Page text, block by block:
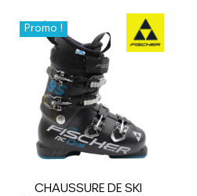
CHAUSSURE DE SKI
Promo !